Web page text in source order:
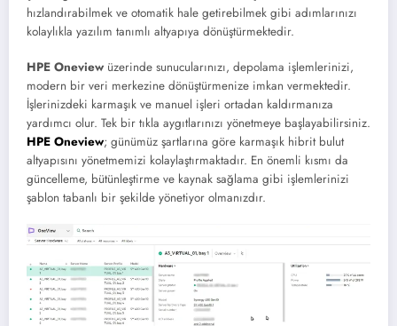
hızlandırabilmek ve otomatik hale getirebilmek gibi adımlarınızı
kolaylıkla yazılım tanımlı altyapıya dönüştürmektedir.
HPE Oneview üzerinde sunucularınızı, depolama işlemlerinizi,
modern bir veri merkezine dönüştürmenize imkan vermektedir.
İşlerinizdeki karmaşık ve manuel işleri ortadan kaldırmanıza
yardımcı olur. Tek bir tıkla aygıtlarınızı yönetmeye başlayabilirsiniz.
HPE Oneview; günümüz şartlarına göre karmaşık hibrit bulut
altyapısını yönetmemizi kolaylaştırmaktadır. En önemli kısmı da
güncelleme, bütünleştirme ve kaynak sağlama gibi işlemlerinizi
şablon tabanlı bir şekilde yönetiyor olmanızdır.